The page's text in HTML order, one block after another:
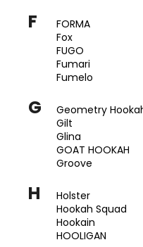
F
FORMA
Fox
FUGO
Fumari
Fumelo
G
Geometry
Gilt
Glina
GOAT HOOKAH
Groove
H
Holster
Hookah Squad
Hookain
HOOLIGAN